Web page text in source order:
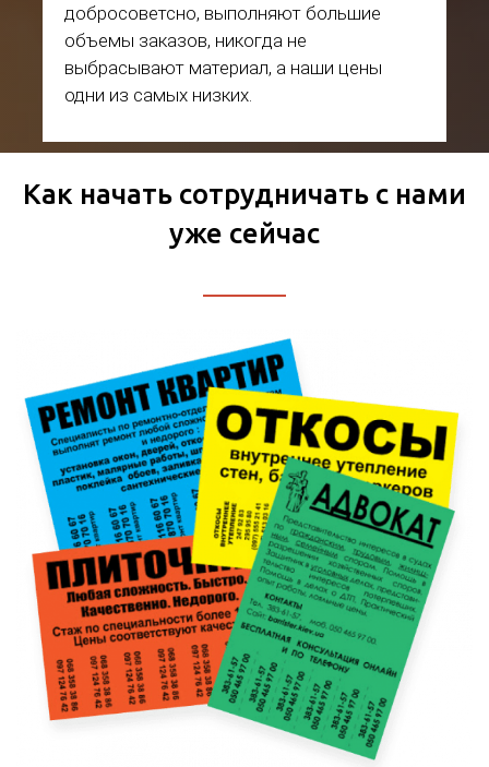
добросоветсно, выполняют большие
объемы заказов, никогда не
выбрасывают материал, а наши цены
одни из самых низких.
Как начать сотрудничать с нами
уже сейчас